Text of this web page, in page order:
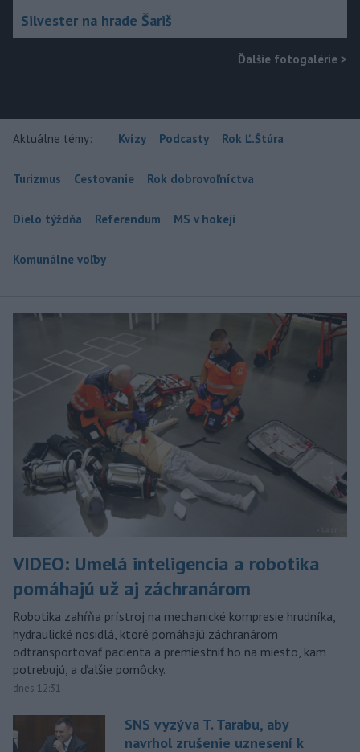
Silvester na hrade Šariš
Ďalšie fotogalérie >
Aktuálne témy: Kvízy Podcasty Rok Ľ.Štúra
Turizmus Cestovanie Rok dobrovoľníctva
Dielo týždňa Referendum MS v hokeji
Komunálne voľby
VIDEO: Umelá inteligencia a robotika
pomáhajú už aj záchranárom
Robotika zahŕňa prístroj na mechanické kompresie hrudníka,
hydraulické nosidlá, ktoré pomáhajú záchranárom
odtransportovať pacienta a premiestniť ho na miesto, kam
potrebujú, a ďalšie pomôcky.
dnes 12:31
SNS vyzýva T. Tarabu, aby
navrhol zrušenie uznesení k